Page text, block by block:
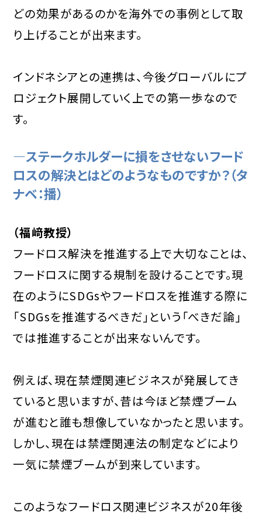
どの効果があるのかを海外での事例として取
り上げることが出来ます。
インドネシアとの連携は、今後グローバルにプ
ロジェクト展開していく上での第一歩なので
す。
―ステークホルダーに損をさせないフード
ロスの解決とはどのようなものですか？（タ
ナベ：播）
（福﨑教授）
フードロス解決を推進する上で大切なことは、
フードロスに関する規制を設けることです。現
在のようにSDGsやフードロスを推進する際に
「SDGsを推進するべきだ」という「べきだ論」
では推進することが出来ないんです。
例えば、現在禁煙関連ビジネスが発展してき
ていると思いますが、昔は今ほど禁煙ブーム
が進むと誰も想像していなかったと思います。
しかし、現在は禁煙関連法の制定などにより
一気に禁煙ブームが到来しています。
このようなフードロス関連ビジネスが20年後